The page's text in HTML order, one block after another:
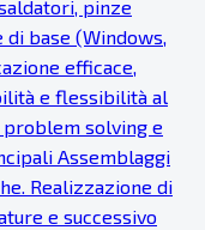
pinze
base (Windows,
efficace,
e flessibilità al
solving e
Assemblaggi
Realizzazione di
e successivo